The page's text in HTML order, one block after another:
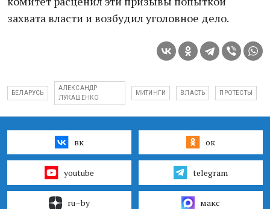
захвата власти и возбудил уголовное дело.
БЕЛАРУСЬ
АЛЕКСАНДР
ЛУКАШЕНКО
МИТИНГИ ВЛАСТЬ ПРОТЕСТЫ
вк ок
youtube telegram
ru–by макс